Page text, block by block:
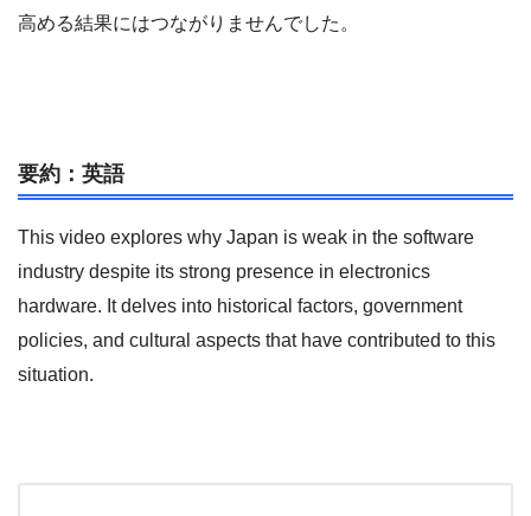
高める結果にはつながりませんでした。
要約：英語
This video explores why Japan is weak in the software
industry despite its strong presence in electronics
hardware. It delves into historical factors, government
policies, and cultural aspects that have contributed to this
situation.